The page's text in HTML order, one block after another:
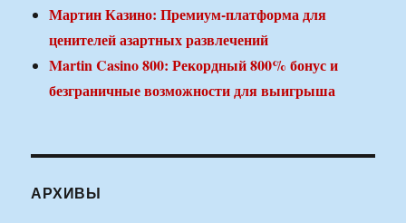
Мартин Казино: Премиум-платформа для
ценителей азартных развлечений
Martin Casino 800: Рекордный 800% бонус и
безграничные возможности для выигрыша
АРХИВЫ